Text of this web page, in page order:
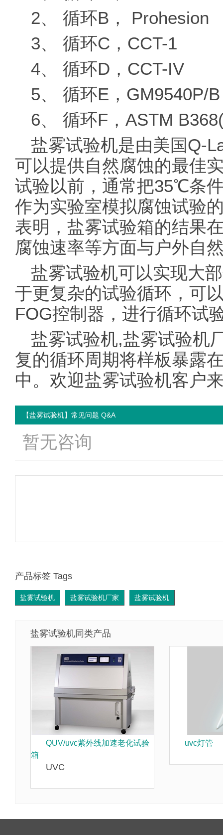
2、 循环B， Prohesion
3、 循环C，CCT-1
4、 循环D，CCT-IV
5、 循环E，GM9540P/B
6、 循环F，ASTM
盐雾试验机是由美国Q-
可以提供自然腐蚀的最佳
试验以前，通常把35℃条
作为实验室模拟腐蚀试验
表明，盐雾试验箱的结果
腐蚀速率等方面与户外自
盐雾试验机可以实现大
于更复杂的试验循环，可
FOG控制器，进行循环试
盐雾试验机,盐雾试验机
复的循环周期将样板暴露
中。欢迎盐雾试验机客户
【盐雾试验机】常见问题 Q&A
暂无咨询
产品标签 Tags
盐雾试验机 盐雾试验机厂家 盐雾试验机
盐雾试验机同类产品
QUV/uvc紫外线加速老化试验
箱
UVC
uvc灯管